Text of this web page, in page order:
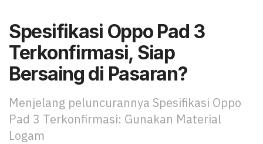
Spesifikasi Oppo Pad 3
Terkonfirmasi, Siap
Bersaing di Pasaran?
Menjelang peluncurannya Spesifikasi Oppo
Pad 3 Terkonfirmasi: Gunakan Material
Logam